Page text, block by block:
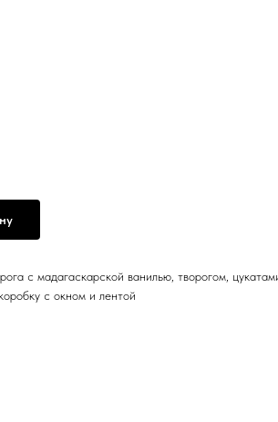
с мадагаскарской ванилью, творогом,
с окном и лентой